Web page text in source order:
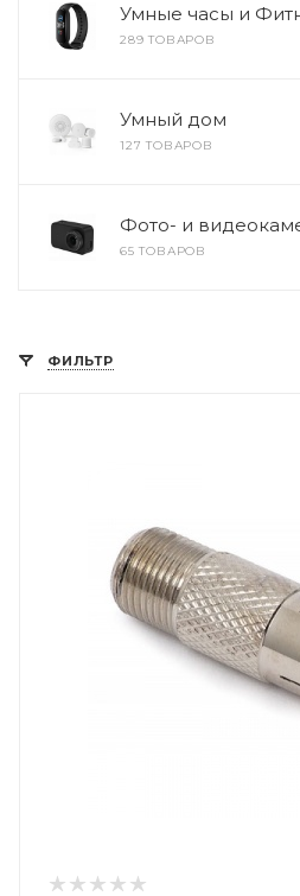
Умные часы и
289 ТОВАРОВ
Умный дом
127 ТОВАРОВ
Фото- и
65 ТОВАРОВ
ФИЛЬТР